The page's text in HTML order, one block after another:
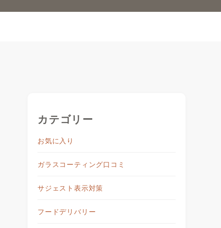
カテゴリー
お気に入り
ガラスコーティング口コミ
サジェスト表示対策
フードデリバリー